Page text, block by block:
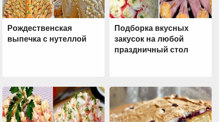
Рождественская
выпечка с нутеллой
Подборка вкусных
закусок на любой
праздничный стол